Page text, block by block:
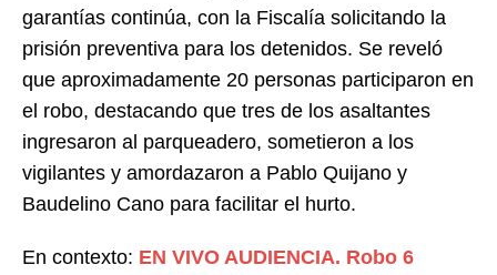
garantías continúa, con la Fiscalía solicitando la
prisión preventiva para los detenidos. Se reveló
que aproximadamente 20 personas participaron en
el robo, destacando que tres de los asaltantes
ingresaron al parqueadero, sometieron a los
vigilantes y amordazaron a Pablo Quijano y
Baudelino Cano para facilitar el hurto.
En contexto: EN VIVO AUDIENCIA. Robo 6